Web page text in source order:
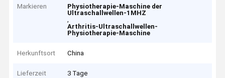
Markieren
Physiotherapie-Maschine der
Ultraschallwellen-1MHZ
,
Arthritis-Ultraschallwellen-
Physiotherapie-Maschine
Herkunftsort China
Lieferzeit 3 Tage